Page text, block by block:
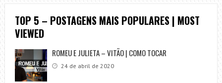
TOP 5 – POSTAGENS MAIS POPULARES | MOST
VIEWED
ROMEU E JULIETA – VITÃO | COMO TOCAR
24 de abril de 2020